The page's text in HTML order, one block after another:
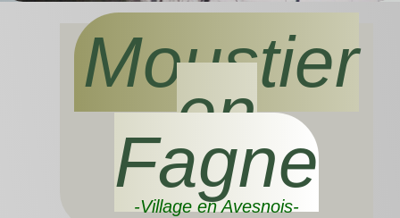
Moustier
en
Fagne
-Village en Avesnois-